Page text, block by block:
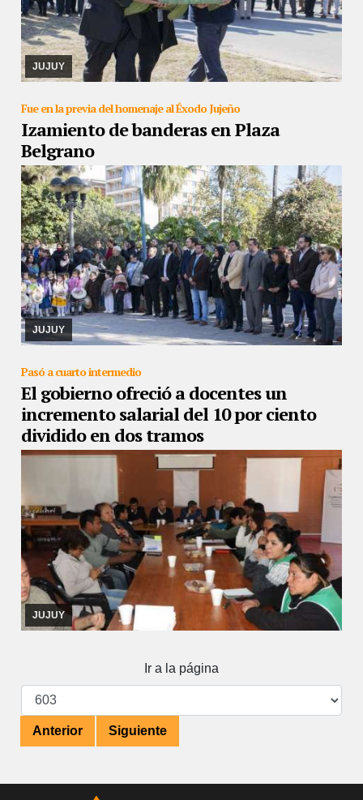
JUJUY
24/08/2019
Participaron del Acto Protocolar y entregaron una
ofrenda floral por el Concejo Deliberante de San Salvador de
Jujuy.
Fue en la previa del homenaje al Éxodo Jujeño
Izamiento de banderas en Plaza
Belgrano
JUJUY
24/08/2019 Participaron Concejales y autoridades del Concejo
Deliberante y alumnos del colegio EMDEI.
Pasó a cuarto intermedio
El gobierno ofreció a docentes un
incremento salarial del 10 por ciento
dividido en dos tramos
JUJUY
23/08/2019 El encuentro estuvo encabezado por el ministro de
Trabajo, Jorge Cabana Fusz. Los gremios lanzaron una
contraoferta
Ir a la página
Anterior Siguiente